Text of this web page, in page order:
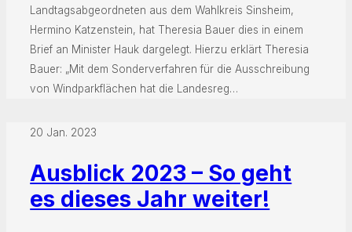
Landtagsabgeordneten aus dem Wahlkreis Sinsheim,
Hermino Katzenstein, hat Theresia Bauer dies in einem
Brief an Minister Hauk dargelegt. Hierzu erklärt Theresia
Bauer: „Mit dem Sonderverfahren für die Ausschreibung
von Windparkflächen hat die Landesreg…
20 Jan. 2023
Ausblick 2023 – So geht
es dieses Jahr weiter!